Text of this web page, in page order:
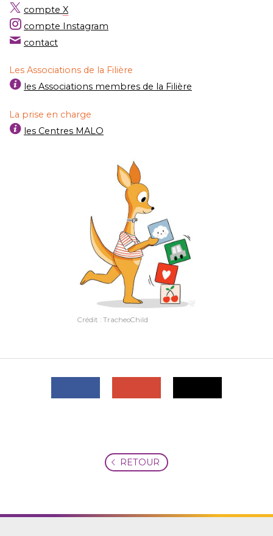
compte X
compte Instagram
contact
Les Associations de la Filière
les Associations membres de la Filière
La prise en charge
les Centres MALO
Crédit : TracheoChild
RETOUR